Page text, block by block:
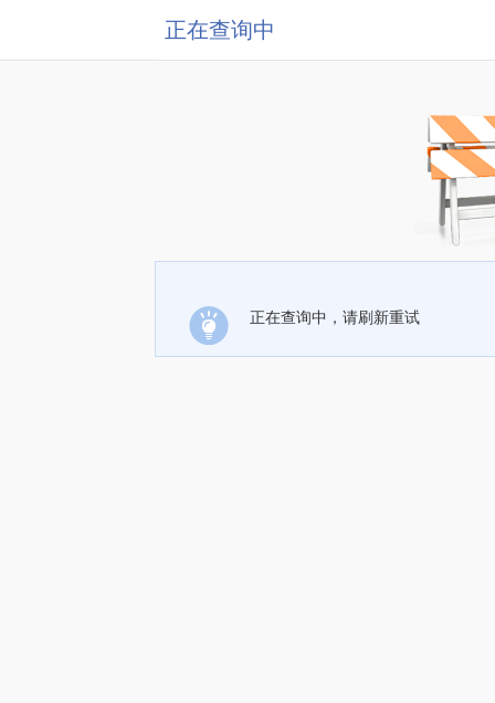
正在查询中
正在查询中，请刷新重试